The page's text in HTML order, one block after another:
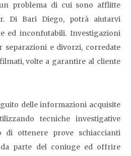
problema di cui sono afflitte
Di Bari Diego, potrà aiutarvi
ed inconfutabili. Investigazioni
separazioni e divorzi, corredate
volte a garantire al cliente
delle informazioni acquisite
tecniche investigative
di ottenere prove schiaccianti
da parte del coniuge ed offrire